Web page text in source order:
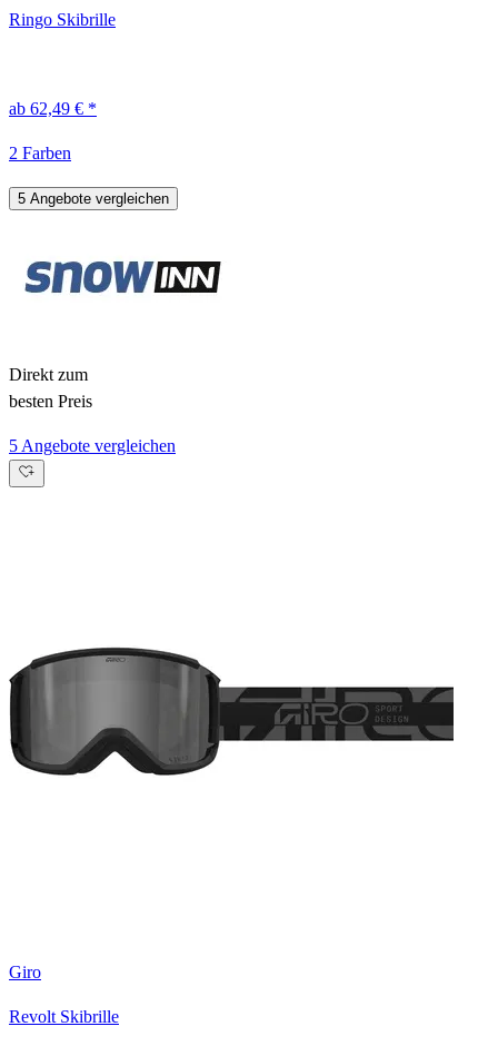
Ringo Skibrille
ab 62,49 € *
2 Farben
5 Angebote vergleichen
Direkt zum
besten Preis
5 Angebote vergleichen
Giro
Revolt Skibrille